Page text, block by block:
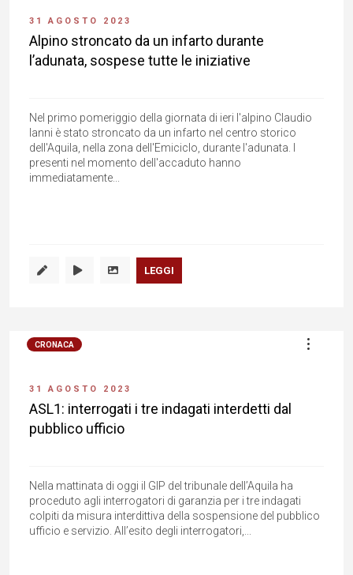
31 AGOSTO 2023
Alpino stroncato da un infarto durante
l’adunata, sospese tutte le iniziative
Nel primo pomeriggio della giornata di ieri l'alpino Claudio
Ianni è stato stroncato da un infarto nel centro storico
dell'Aquila, nella zona dell'Emiciclo, durante l'adunata. I
presenti nel momento dell'accaduto hanno
immediatamente...
LEGGI
CRONACA
31 AGOSTO 2023
ASL1: interrogati i tre indagati interdetti dal
pubblico ufficio
Nella mattinata di oggi il GIP del tribunale dell’Aquila ha
proceduto agli interrogatori di garanzia per i tre indagati
colpiti da misura interdittiva della sospensione del pubblico
ufficio e servizio. All’esito degli interrogatori,...